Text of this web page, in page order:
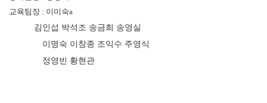
교육팀장 : 이미숙a
김인섭 박석조 송금희 송영실
이명숙 이창종 조익수 주영식
정영빈 황현관